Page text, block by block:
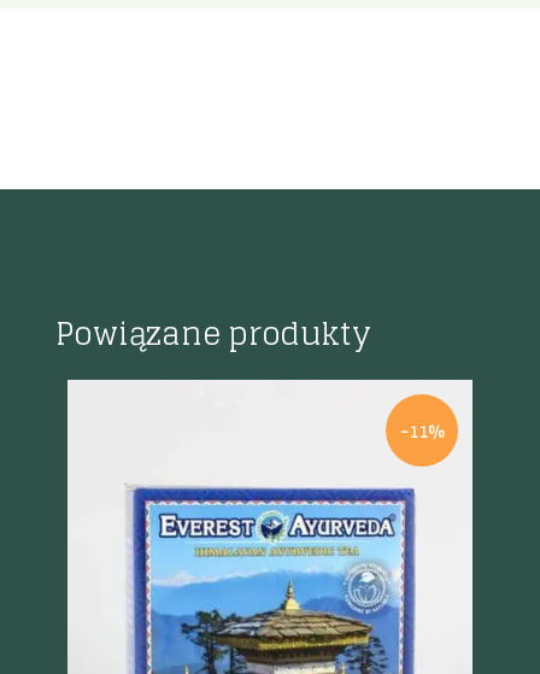
Powiązane produkty
-11%
Szybki podgląd